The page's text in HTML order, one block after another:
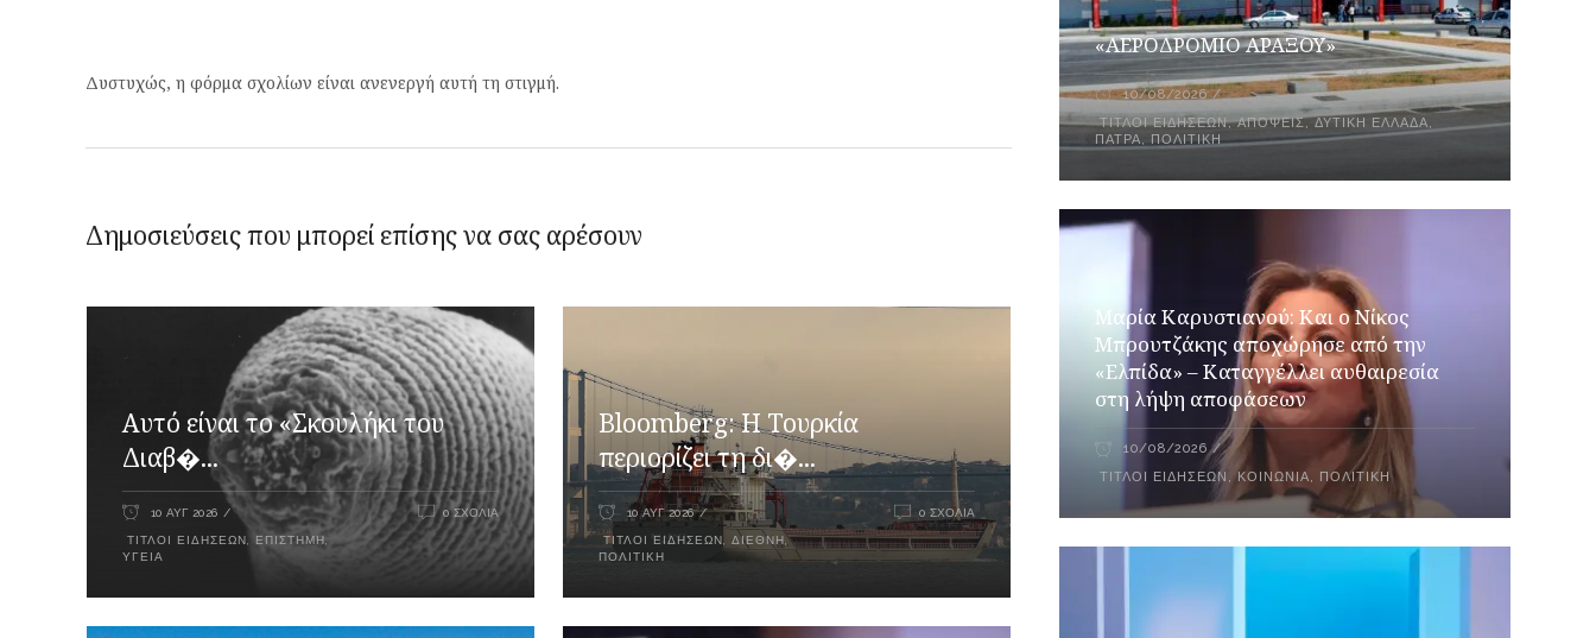
Δυστυχώς, η φόρμα σχολίων είναι ανενεργή αυτή τη στιγμή.
Δημοσιεύσεις που μπορεί επίσης να σας αρέσουν
Αυτό είναι το «Σκουλήκι του
Διαβ�...
10 ΑΥΓ 2026
ΤΊΤΛΟΙ ΕΙΔΉΣΕΩΝ ΕΠΙΣΤΉΜΗ
ΥΓΕΊΑ
0 ΣΧΌΛΙΑ
Bloomberg: Η Τουρκία
περιορίζει τη δι�...
10 ΑΥΓ 2026
ΤΊΤΛΟΙ ΕΙΔΉΣΕΩΝ ΔΙΕΘΝΉ,
ΠΟΛΙΤΙΚΉ
0 ΣΧΌΛΙΑ
«ΑΕΡΟΔΡΟΜΙΟ ΑΡΑΞΟΥ»
10/08/2026
ΤΊΤΛΟΙ ΕΙΔΉΣΕΩΝ,ΑΠΌΨΕΙΣ,ΔΥΤΙΚΉ ΕΛΛΆΔΑ,
ΠΆΤΡΑ, ΠΟΛΙΤΙΚΉ
Μαρία Καρυστιανού: Και ο Νίκος
Μπρουτζάκης αποχώρησε από την
«Ελπίδα» – Καταγγέλλει αυθαιρεσία
στη λήψη αποφάσεων
10/08/2026
ΤΊΤΛΟΙ ΕΙΔΉΣΕΩΝ ,ΚΟΙΝΩΝΊΑ, ΠΟΛΙΤΙΚΉ